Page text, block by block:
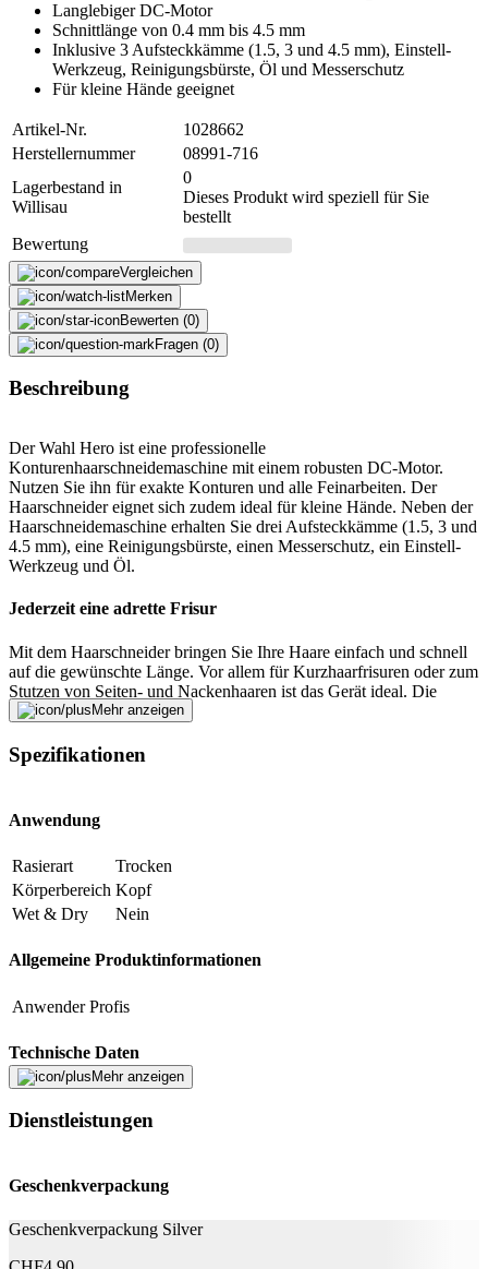
Langlebiger DC-Motor
Schnittlänge von 0.4 mm bis 4.5 mm
Inklusive 3 Aufsteckkämme (1.5, 3 und 4.5 mm), Einstell-
Werkzeug, Reinigungsbürste, Öl und Messerschutz
Für kleine Hände geeignet
Artikel-Nr.
1028662
Herstellernummer
08991-716
Lagerbestand in
Willisau
0
Dieses Produkt wird speziell für Sie
bestellt
Bewertung
Vergleichen
Merken
Bewerten (0)
Fragen (0)
Beschreibung
Der Wahl Hero ist eine professionelle
Konturenhaarschneidemaschine mit einem robusten DC-Motor.
Nutzen Sie ihn für exakte Konturen und alle Feinarbeiten. Der
Haarschneider eignet sich zudem ideal für kleine Hände. Neben der
Haarschneidemaschine erhalten Sie drei Aufsteckkämme (1.5, 3 und
4.5 mm), eine Reinigungsbürste, einen Messerschutz, ein Einstell-
Werkzeug und Öl.
Jederzeit eine adrette Frisur
Mit dem Haarschneider bringen Sie Ihre Haare einfach und schnell
auf die gewünschte Länge. Vor allem für Kurzhaarfrisuren oder zum
Stutzen von Seiten- und Nackenhaaren ist das Gerät ideal. Die
Schnittlänge können Sie dabei auf Ihre Wünsche einstellen und so
Fehler melden
E-Mail-Adresse (optional)
Formular schliessen
Falsche Daten melden
Mehr anzeigen
Spezifikationen
Anwendung
Rasierart
Trocken
Körperbereich Kopf
Wet & Dry
Nein
Allgemeine Produktinformationen
Anwender Profis
Technische Daten
Stromversorgung Netzbetrieb
Optik
Detailfarbe Silber
Mehr anzeigen
Dienstleistungen
Geschenkverpackung
Geschenkverpackung Silver